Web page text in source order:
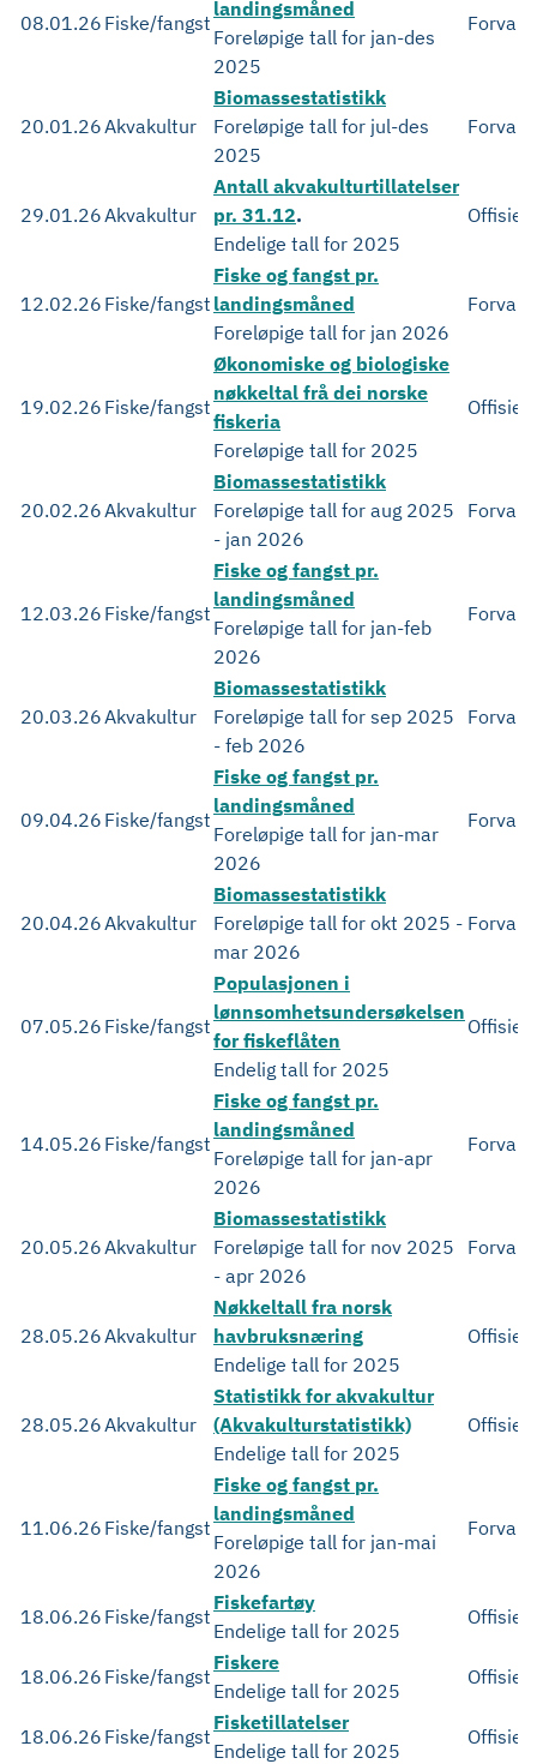
08.01.26 Fiske/fangst
landingsmåned
Foreløpige tall for jan-des
2025
20.01.26Akvakultur
Biomassestatistikk
Foreløpige tall for jul-des
2025
29.01.26Akvakultur
Antall akvakulturtillatelser
pr. 31.12.
Endelige tall for 2025
Offisiell
12.02.26 Fiske/fangst
Fiske og fangst pr.
landingsmåned
Foreløpige tall for jan 2026
19.02.26 Fiske/fangst
Økonomiske og biologiske
nøkkeltal frå dei norske
fiskeria
Foreløpige tall for 2025
20.02.26Akvakultur
Biomassestatistikk
Foreløpige tall for aug 2025
- jan 2026
12.03.26 Fiske/fangst
Fiske og fangst pr.
landingsmåned
Foreløpige tall for jan-feb
2026
20.03.26Akvakultur
Biomassestatistikk
Foreløpige tall for sep 2025
- feb 2026
09.04.26 Fiske/fangst
Fiske og fangst pr.
landingsmåned
Foreløpige tall for jan-mar
2026
20.04.26Akvakultur
Biomassestatistikk
Foreløpige tall for okt 2025 -
mar 2026
07.05.26 Fiske/fangst
Populasjonen i
lønnsomhetsundersøkelsen
for fiskeflåten
Endelig tall for 2025
Offisiell
14.05.26 Fiske/fangst
Fiske og fangst pr.
landingsmåned
Foreløpige tall for jan-apr
2026
20.05.26Akvakultur
Biomassestatistikk
Foreløpige tall for nov 2025
- apr 2026
28.05.26Akvakultur
Nøkkeltall fra norsk
havbruksnæring
Endelige tall for 2025
28.05.26Akvakultur
Statistikk for akvakultur
(Akvakulturstatistikk)
Endelige tall for 2025
Offisiell
11.06.26 Fiske/fangst
Fiske og fangst pr.
landingsmåned
Foreløpige tall for jan-mai
2026
18.06.26 Fiske/fangst
Fiskefartøy
Endelige tall for 2025
Offisiell
18.06.26 Fiske/fangst
Fiskere
Endelige tall for 2025
Offisiell
18.06.26 Fiske/fangst
Fisketillatelser
Endelige tall for 2025
Offisiell